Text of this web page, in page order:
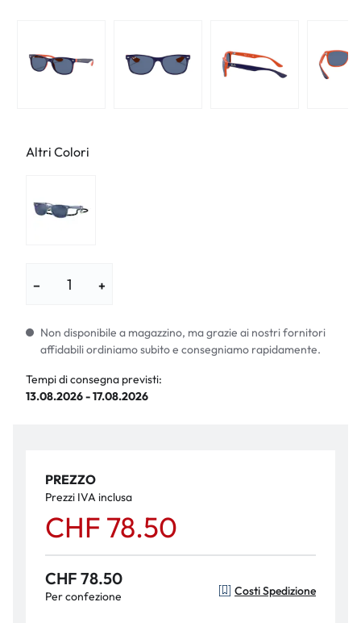
Altri Colori
− +
Non disponibile a magazzino, ma grazie ai nostri fornitori
affidabili ordiniamo subito e consegniamo rapidamente.
Tempi di consegna previsti:
13.08.2026 - 17.08.2026
PREZZO
Prezzi IVA inclusa
CHF 78.50
CHF 78.50
Per confezione Costi Spedizione